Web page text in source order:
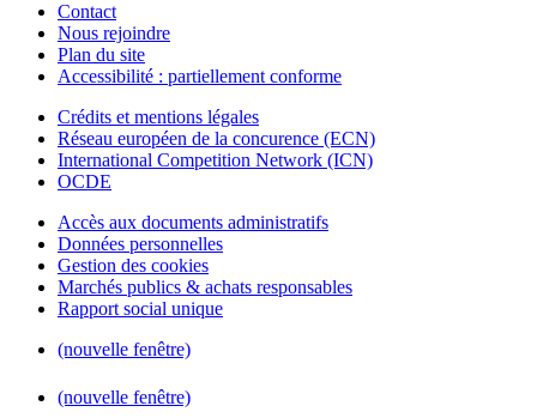
Contact
Nous rejoindre
Plan du site
Accessibilité : partiellement conforme
Crédits et mentions légales
Réseau européen de la concurence (ECN)
International Competition Network (ICN)
OCDE
Accès aux documents administratifs
Données personnelles
Gestion des cookies
Marchés publics & achats responsables
Rapport social unique
(nouvelle fenêtre)
(nouvelle fenêtre)